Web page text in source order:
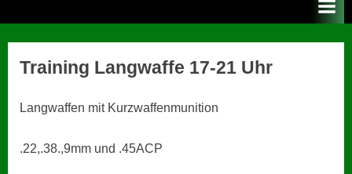
Training Langwaffe 17-21 Uhr
Langwaffen mit Kurzwaffenmunition
.22,.38.,9mm und .45ACP